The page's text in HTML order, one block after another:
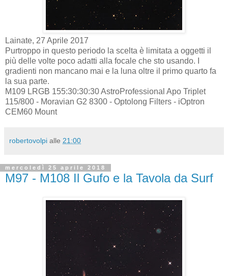
Lainate, 27 Aprile 2017
Purtroppo in questo periodo la scelta è limitata a oggetti il
più delle volte poco adatti alla focale che sto usando. I
gradienti non mancano mai e la luna oltre il primo quarto fa
la sua parte.
M109 LRGB 155:30:30:30 AstroProfessional Apo Triplet
115/800 - Moravian G2 8300 - Optolong Filters - iOptron
CEM60 Mount
robertovolpi alle 21:00
mercoledì 25 aprile 2018
M97 - M108 Il Gufo e la Tavola da Surf